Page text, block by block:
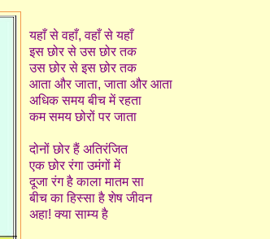
यहाँ से वहाँ, वहाँ से यहाँ
इस छोर से उस छोर तक
उस छोर से इस छोर तक
आता और जाता, जाता और आता
अधिक समय बीच में रहता
कम समय छोरों पर जाता
दोनों छोर हैं अतिरंजित
एक छोर रंगा उमंगों में
दूजा रंग है काला मातम सा
बीच का हिस्सा है शेष जीवन
अहा! क्या साम्य है